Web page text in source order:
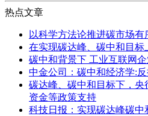
热点文章
以科学方法论推进碳市场有
在实现碳达峰、碳中和目
碳中和背景下 工业互联网
中金公司：碳中和经济学:
碳达峰、碳中和目标下，
资金等政策支持
科技日报：实现碳达峰碳中